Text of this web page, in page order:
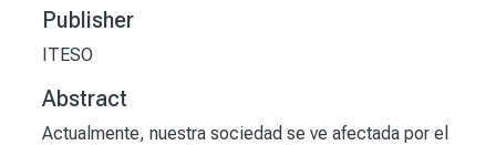
Publisher
ITESO
Abstract
Actualmente, nuestra sociedad se ve afectada por el